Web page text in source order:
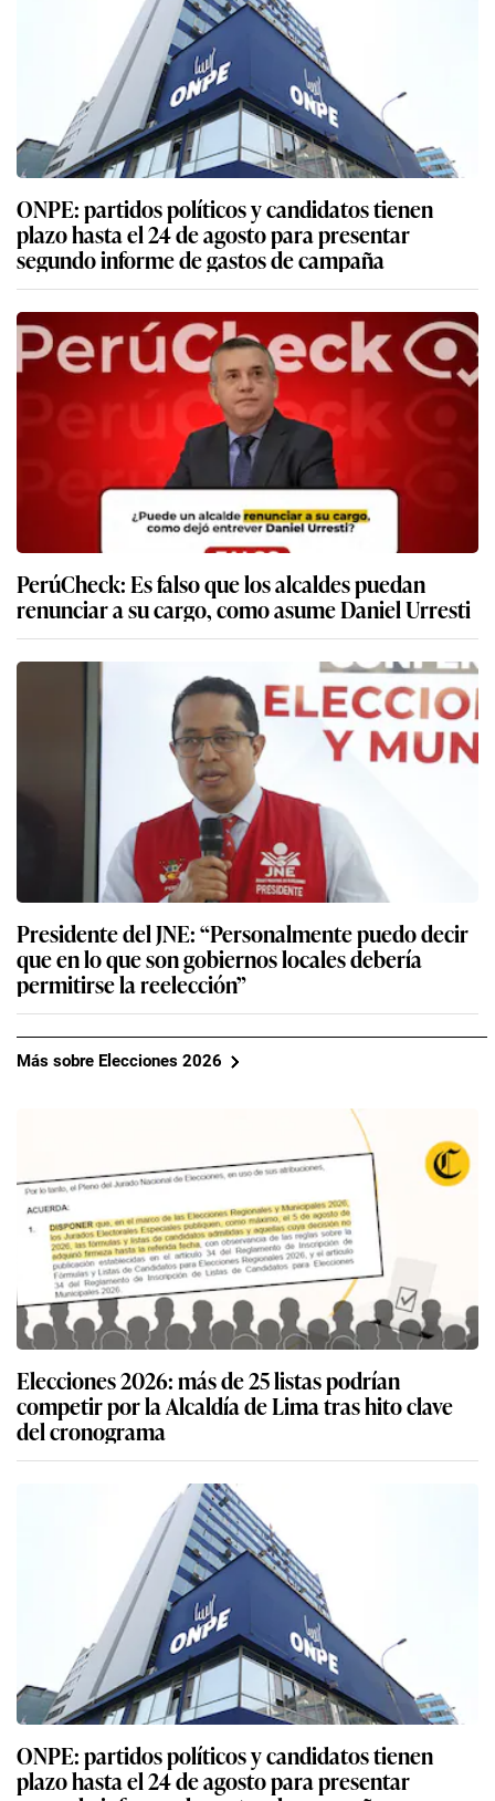
ONPE: partidos políticos y candidatos tienen
plazo hasta el 24 de agosto para presentar
segundo informe de gastos de campaña
PerúCheck: Es falso que los alcaldes puedan
renunciar a su cargo, como asume Daniel Urresti
Presidente del JNE: “Personalmente puedo decir
que en lo que son gobiernos locales debería
permitirse la reelección”
Más sobre Elecciones 2026
Elecciones 2026: más de 25 listas podrían
competir por la Alcaldía de Lima tras hito clave
del cronograma
ONPE: partidos políticos y candidatos tienen
plazo hasta el 24 de agosto para presentar